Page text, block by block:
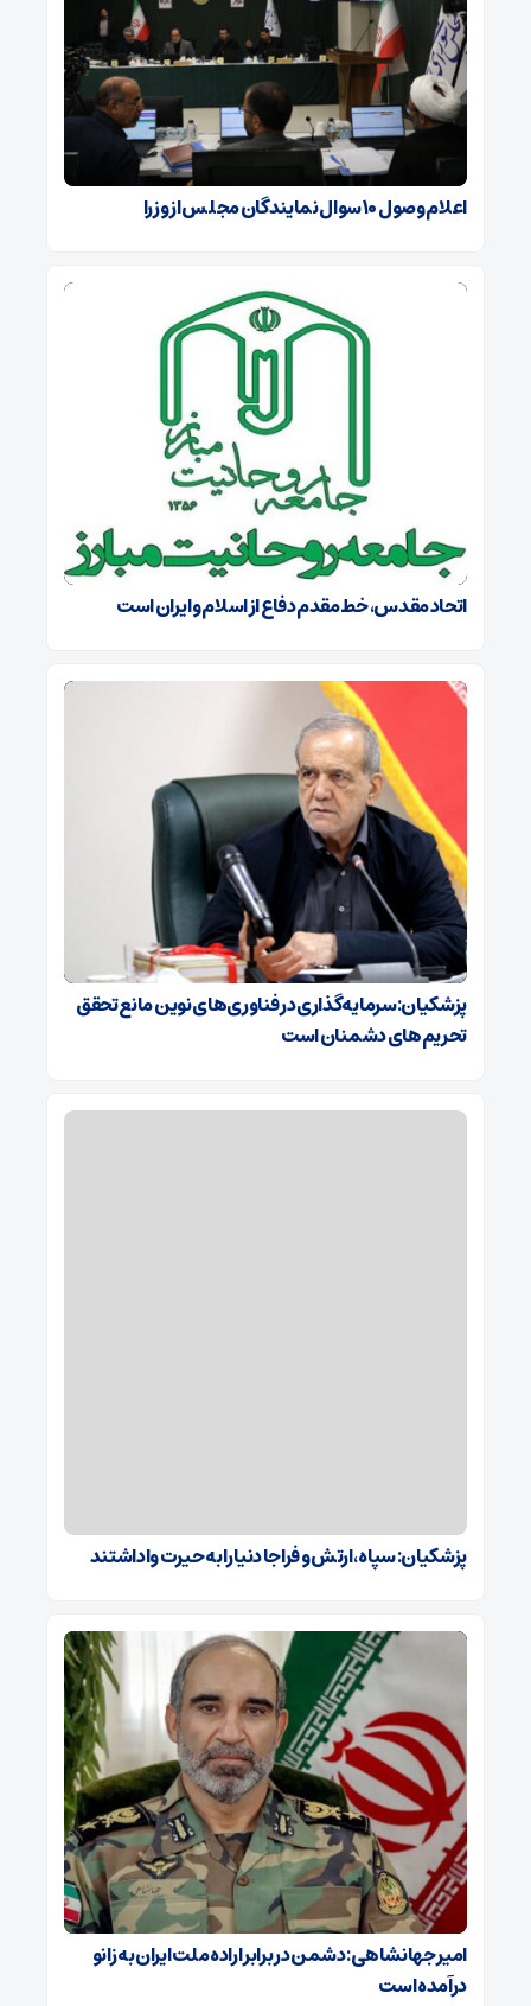
اعلام وصول ۱۰ سوال نمایندگان مجلس از وزرا
اتحاد مقدس، خط مقدم دفاع از اسلام و ایران است
پزشکیان:سرمایه‌گذاری در فناوری‌های نوین مانع تحقق
تحریم‌های دشمنان است
پزشکیان: سپاه، ارتش و فراجا دنیا را به حیرت واداشتند
امیر جهانشاهی: دشمن در برابر اراده ملت ایران به زانو
درآمده است